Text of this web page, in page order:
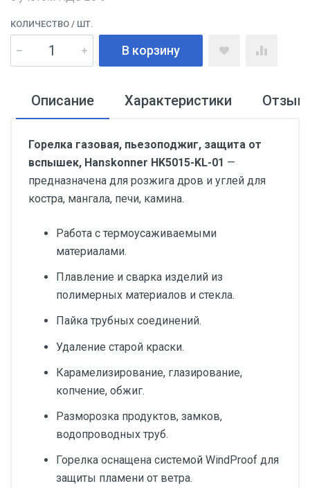
КОЛИЧЕСТВО / ШТ.
В корзину
Описание Характеристики
Горелка газовая, пьезоподжиг, защита от
вспышек, Hanskonner HK5015-KL-01 —
предназначена для розжига дров и углей для
костра, мангала, печи, камина.
Работа с термоусаживаемыми
материалами.
Плавление и сварка изделий из
полимерных материалов и стекла.
Пайка трубных соединений.
Удаление старой краски.
Карамелизирование, глазирование,
копчение, обжиг.
Разморозка продуктов, замков,
водопроводных труб.
Горелка оснащена системой WindProof для
защиты пламени от ветра.